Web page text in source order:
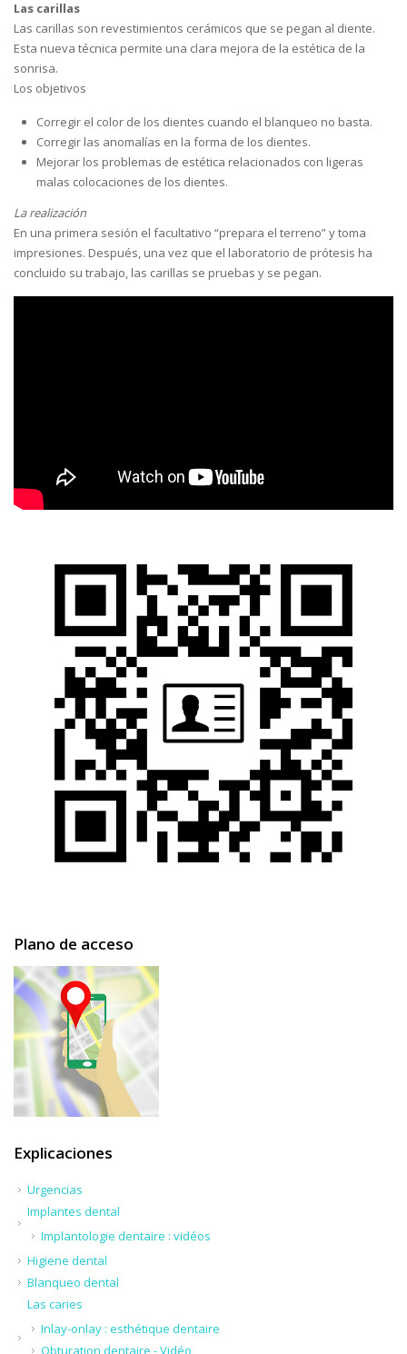
Las carillas
Las carillas son revestimientos cerámicos que se pegan al diente.
Esta nueva técnica permite una clara mejora de la estética de la
sonrisa.
Los objetivos
Corregir el color de los dientes cuando el blanqueo no basta.
Corregir las anomalías en la forma de los dientes.
Mejorar los problemas de estética relacionados con ligeras
malas colocaciones de los dientes.
La realización
En una primera sesión el facultativo “prepara el terreno” y toma
impresiones. Después, una vez que el laboratorio de prótesis ha
concluido su trabajo, las carillas se pruebas y se pegan.
Plano de acceso
Explicaciones
Urgencias
Implantes dental
Implantologie dentaire : vidéos
Higiene dental
Blanqueo dental
Las caries
Inlay-onlay : esthétique dentaire
Obturation dentaire - Vidéo